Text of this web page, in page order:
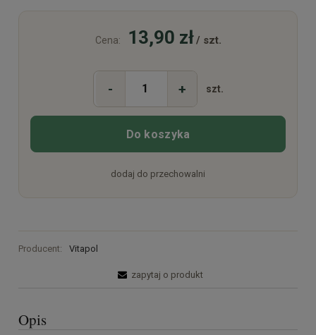
Cena: 13,90 zł/ szt.
- + szt.
Do koszyka
dodaj do przechowalni
Producent: Vitapol
zapytaj o produkt
Opis